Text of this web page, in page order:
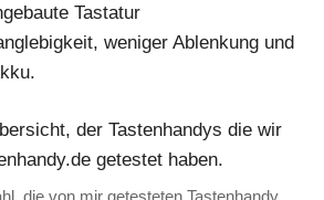
Tastatur
weniger Ablenkung und
die von mir getesteten Tastenhandy.